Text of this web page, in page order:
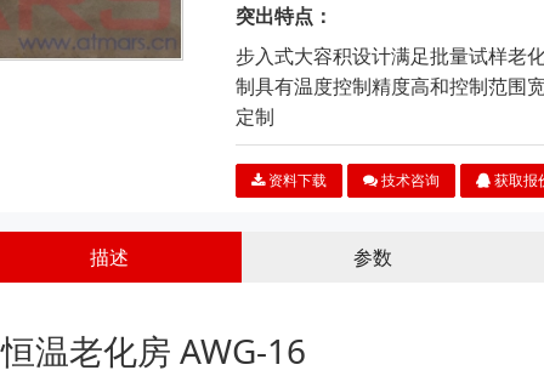
突出特点：
步入式大容积设计满足批量试样老
制具有温度控制精度高和控制范围
定制
资料下载 技术咨询 获取报
描述 参数
恒温老化房 AWG-16